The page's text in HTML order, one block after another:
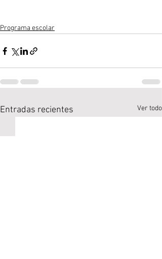
Programa escolar
Entradas recientes Ver todo